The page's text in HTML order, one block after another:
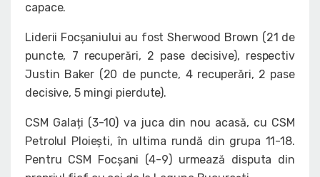
capace.
Liderii Focșaniului au fost Sherwood Brown (21 de
puncte, 7 recuperări, 2 pase decisive), respectiv
Justin Baker (20 de puncte, 4 recuperări, 2 pase
decisive, 5 mingi pierdute).
CSM Galați (3-10) va juca din nou acasă, cu CSM
Petrolul Ploiești, în ultima rundă din grupa 11-18.
Pentru CSM Focșani (4-9) urmează disputa din